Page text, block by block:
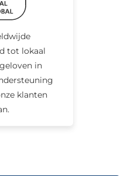
tot lokaal
in
klanten